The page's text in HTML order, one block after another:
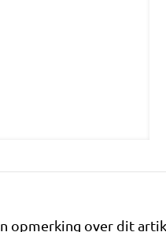
opmerking over dit